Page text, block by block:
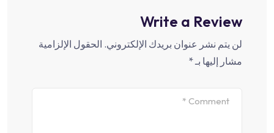
Write a Review
لن يتم نشر عنوان بريدك الإلكتروني. الحقول الإلزامية
مشار إليها بـ*